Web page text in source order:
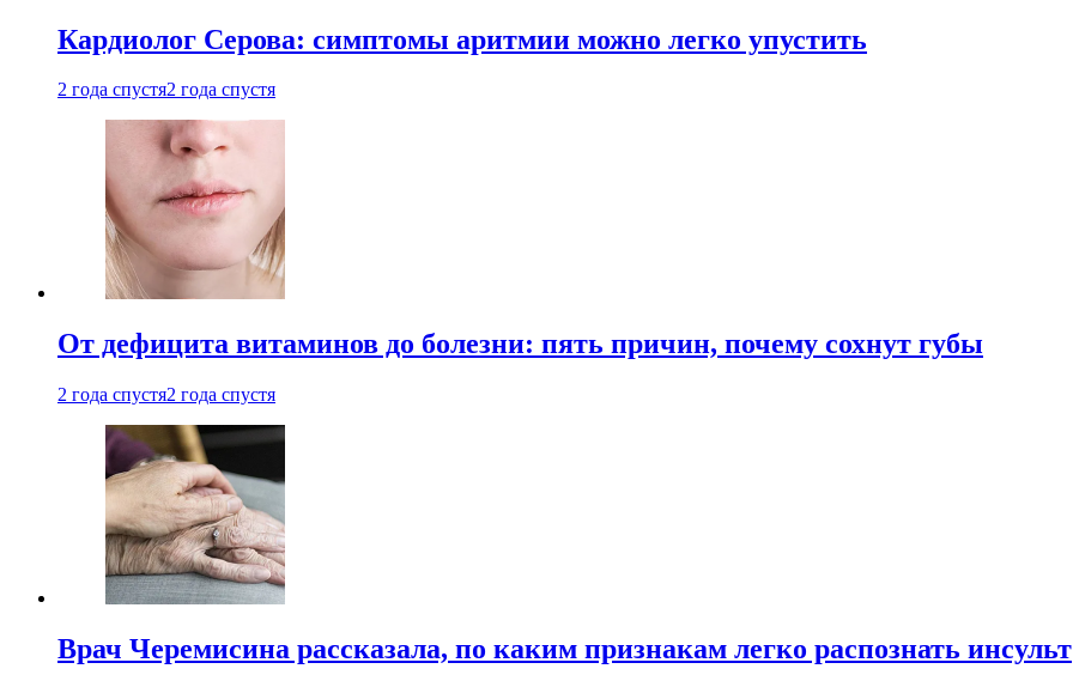
Кардиолог Серова: симптомы аритмии можно легко упустить
2 года спустя2 года спустя
От дефицита витаминов до болезни: пять причин, почему сохнут губы
2 года спустя2 года спустя
Врач Черемисина рассказала, по каким признакам легко распознать инсульт